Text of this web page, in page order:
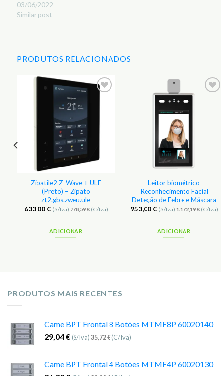
03/06/2022
Similar post
PRODUTOS RELACIONADOS
Zipatile2 Z-Wave + ULE
(Preto) – Zipato
zt2.gbs.zweu.ule
633,00€ (S/Iva) 778,59€(C/Iva)
ADICIONAR
Leitor biométrico
Reconhecimento Facial
Deteção de Febre e Máscara
953,00€ (S/Iva) 1.172,19€(C/Iva)
ADICIONAR
PRODUTOS MAIS RECENTES
Came BPT Frontal 8 Botões MTMF8P 60020140
29,04€ (S/Iva)35,72€(C/Iva)
Came BPT Frontal 4 Botões MTMF4P 60020130